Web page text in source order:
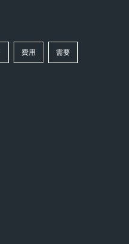
費用 需要